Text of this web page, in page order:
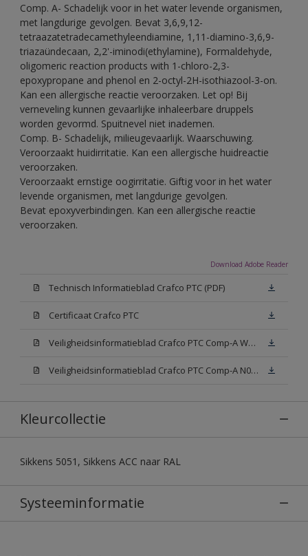
Comp. A- Schadelijk voor in het water levende organismen,
met langdurige gevolgen. Bevat 3,6,9,12-
tetraazatetradecamethyleendiamine, 1,11-diamino-3,6,9-
triazaündecaan, 2,2'-iminodi(ethylamine), Formaldehyde,
oligomeric reaction products with 1-chloro-2,3-
epoxypropane and phenol en 2-octyl-2H-isothiazool-3-on.
Kan een allergische reactie veroorzaken. Let op! Bij
verneveling kunnen gevaarlijke inhaleerbare druppels
worden gevormd. Spuitnevel niet inademen.
Comp. B- Schadelijk, milieugevaarlijk. Waarschuwing.
Veroorzaakt huidirritatie. Kan een allergische huidreactie
veroorzaken.
Veroorzaakt ernstige oogirritatie. Giftig voor in het water
levende organismen, met langdurige gevolgen.
Bevat epoxyverbindingen. Kan een allergische reactie
veroorzaken.
Download Adobe Reader
Technisch Informatieblad Crafco PTC (PDF)
Certificaat Crafco PTC
Veiligheidsinformatieblad Crafco PTC Comp-A W05 (MSDS)
Veiligheidsinformatieblad Crafco PTC Comp-A N00 (MSDS)
Kleurcollectie
Sikkens 5051, Sikkens ACC naar RAL
Systeeminformatie